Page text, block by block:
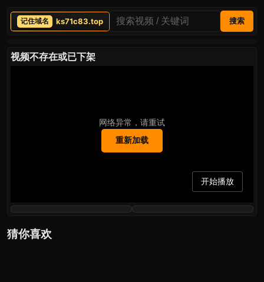
ks71c83.top 搜索
视频不存在或已下架
网络异常，请重试
重新加载
开始播放
猜你喜欢